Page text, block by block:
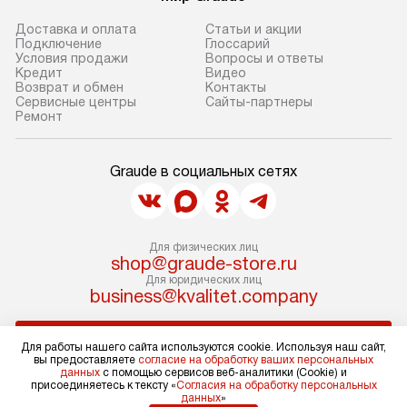
доставки привезет упакованный
прибор до подъезда. Если
требуется переместить прибор
до двери квартиры или до места
установки, это нужно согласовать
дополнительная плата. Учитывайте
габариты прибора: если
он не проходит через дверной
службы не могут демонтировать
дверцы, ручки или другие
выступающие элементы, чтобы
не лишить гарантийного ремонта.
Перед заказом убедитесь, что
сможете переместить прибор
в нужное место, учитывая размеры
и подключение
производится
и сбои в
длительное и
использование
Доставка и оплата
Подключение
Условия продажи
Кредит
Возврат и обмен
Сервисные центры
Ремонт
Статьи и акции
Глоссарий
Вопросы и ответы
Видео
Контакты
Сайты-партнеры
Graude в социальных сетях
Для физических лиц
shop@graude-store.ru
Для юридических лиц
business@kvalitet.company
Политика конфиденциальности
Условия продажи
Для работы нашего сайта используются cookie. Используя наш сайт,
вы предоставляете согласие на обработку ваших персональных
данных с помощью сервисов веб-аналитики (Cookie) и
присоединяетесь к тексту «Согласия на обработку персональных
данных»